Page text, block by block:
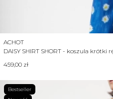
DAISY SHIRT SHORT - koszula krótki
Producent
ACHOT
Cena
459,00 zł
Bestseller